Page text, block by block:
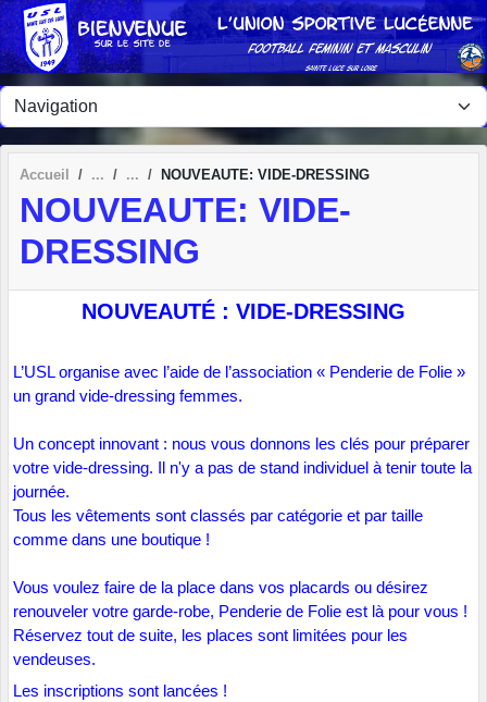
Accueil NOUVEAUTE: VIDE-DRESSING
NOUVEAUTE: VIDE-
DRESSING
NOUVEAUTÉ : VIDE-DRESSING
L’USL organise avec l’aide de l’association « Penderie de Folie »
un grand vide-dressing femmes.
Un concept innovant : nous vous donnons les clés pour préparer
votre vide-dressing. Il n'y a pas de stand individuel à tenir toute la
journée.
Tous les vêtements sont classés par catégorie et par taille
comme dans une boutique !
Vous voulez faire de la place dans vos placards ou désirez
renouveler votre garde-robe, Penderie de Folie est là pour vous !
Réservez tout de suite, les places sont limitées pour les
vendeuses.
Les inscriptions sont lancées !
Panneau de gestion des cookies